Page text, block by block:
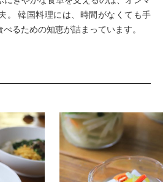
。 韓国料理には、時間がなくても手
るための知恵が詰まっています。